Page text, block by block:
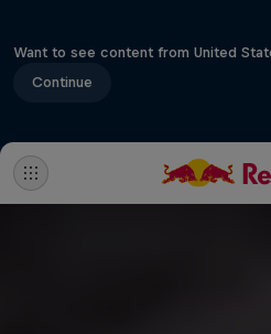
Want to see content from United
Continue